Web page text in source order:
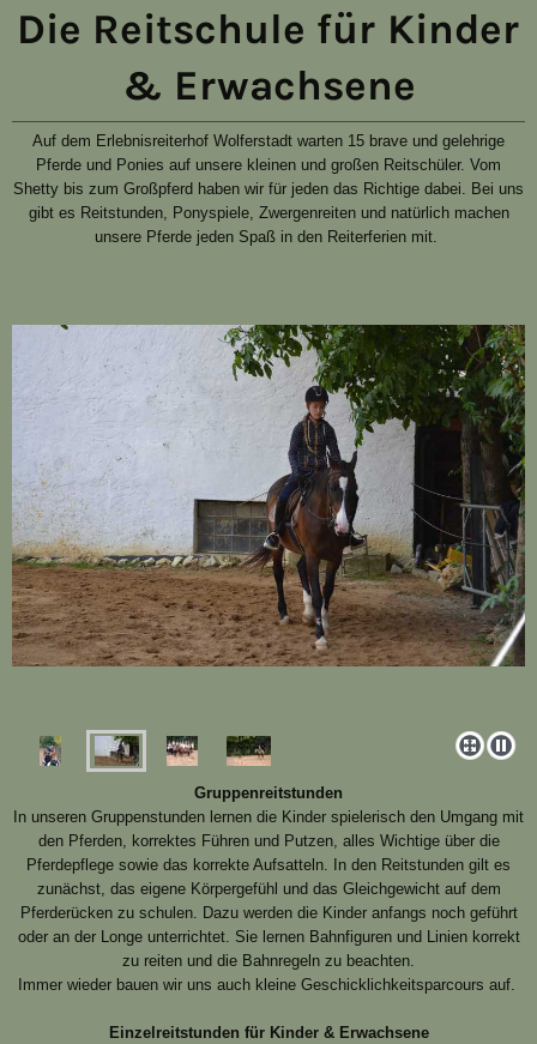
Die Reitschule für Kinder
& Erwachsene
Auf dem Erlebnisreiterhof Wolferstadt warten 15 brave und gelehrige
Pferde und Ponies auf unsere kleinen und großen Reitschüler. Vom
Shetty bis zum Großpferd haben wir für jeden das Richtige dabei. Bei uns
gibt es Reitstunden, Ponyspiele, Zwergenreiten und natürlich machen
unsere Pferde jeden Spaß in den Reiterferien mit.
Gruppenreitstunden
In unseren Gruppenstunden lernen die Kinder spielerisch den Umgang mit
den Pferden, korrektes Führen und Putzen, alles Wichtige über die
Pferdepflege sowie das korrekte Aufsatteln. In den Reitstunden gilt es
zunächst, das eigene Körpergefühl und das Gleichgewicht auf dem
Pferderücken zu schulen. Dazu werden die Kinder anfangs noch geführt
oder an der Longe unterrichtet. Sie lernen Bahnfiguren und Linien korrekt
zu reiten und die Bahnregeln zu beachten.
Immer wieder bauen wir uns auch kleine Geschicklichkeitsparcours auf.
Einzelreitstunden für Kinder & Erwachsene